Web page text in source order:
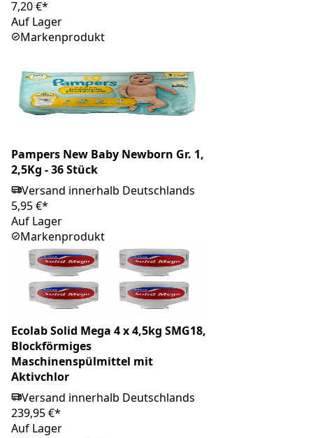
7,20 €*
Auf Lager
Markenprodukt
Pampers New Baby Newborn Gr. 1,
2,5Kg - 36 Stück
Versand innerhalb Deutschlands
5,95 €*
Auf Lager
Markenprodukt
Ecolab Solid Mega 4 x 4,5kg SMG18,
Blockförmiges
Maschinenspülmittel mit
Aktivchlor
Versand innerhalb Deutschlands
239,95 €*
Auf Lager